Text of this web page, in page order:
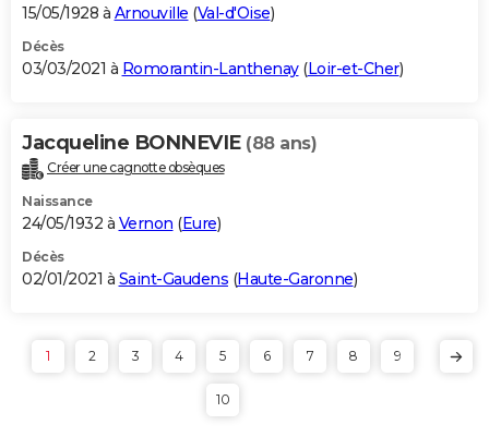
15/05/1928 à Arnouville (Val-d'Oise)
Décès
03/03/2021 à Romorantin-Lanthenay(Loir-et-Cher)
Jacqueline BONNEVIE (88 ans)
Créer une cagnotte obsèques
Naissance
24/05/1932 à Vernon (Eure)
Décès
02/01/2021 à Saint-Gaudens (Haute-Garonne)
1 2 3 4 5 6 7 8 9
10